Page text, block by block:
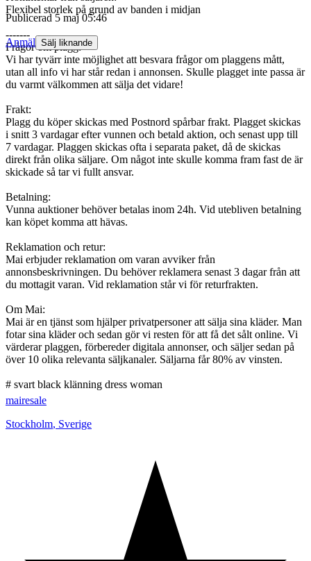
Flexibel storlek på grund av banden i midjan
-------
Frågor om plagg:
Vi har tyvärr inte möjlighet att besvara frågor om plaggens mått,
utan all info vi har står redan i annonsen. Skulle plagget inte passa är
du varmt välkommen att sälja det vidare!
Frakt:
Plagg du köper skickas med Postnord spårbar frakt. Plagget skickas
i snitt 3 vardagar efter vunnen och betald aktion, och senast upp till
7 vardagar. Plaggen skickas ofta i separata paket, då de skickas
direkt från olika säljare. Om något inte skulle komma fram fast de är
skickade så tar vi fullt ansvar.
Betalning:
Vunna auktioner behöver betalas inom 24h. Vid utebliven betalning
kan köpet komma att hävas.
Reklamation och retur:
Mai erbjuder reklamation om varan avviker från
annonsbeskrivningen. Du behöver reklamera senast 3 dagar från att
du mottagit varan. Vid reklamation står vi för returfrakten.
Om Mai:
Mai är en tjänst som hjälper privatpersoner att sälja sina kläder. Man
fotar sina kläder och sedan gör vi resten för att få det sålt online. Vi
värderar plaggen, förbereder digitala annonser, och säljer sedan på
över 10 olika relevanta säljkanaler. Säljarna får 80% av vinsten.
# svart black klänning dress woman
Publicerad 5 maj 05:46
Anmäl Sälj liknande
mairesale
Stockholm, Sverige